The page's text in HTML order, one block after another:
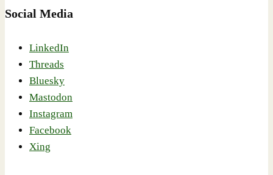
Social Media
LinkedIn
Threads
Bluesky
Mastodon
Instagram
Facebook
Xing